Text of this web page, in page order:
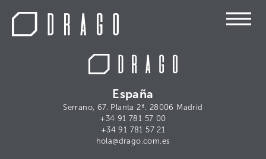
España
Serrano, 67. Planta 2ª. 28006 Madrid
+34 91 781 57 00
+34 91 781 57 21
hola@drago.com.es